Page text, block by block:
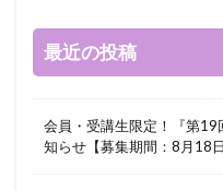
最近の投稿
会員・受講生限定！『第19
知らせ【募集期間：8月18